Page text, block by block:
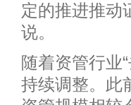
定的推进推动
说。
随着资管行业
持续调整。此